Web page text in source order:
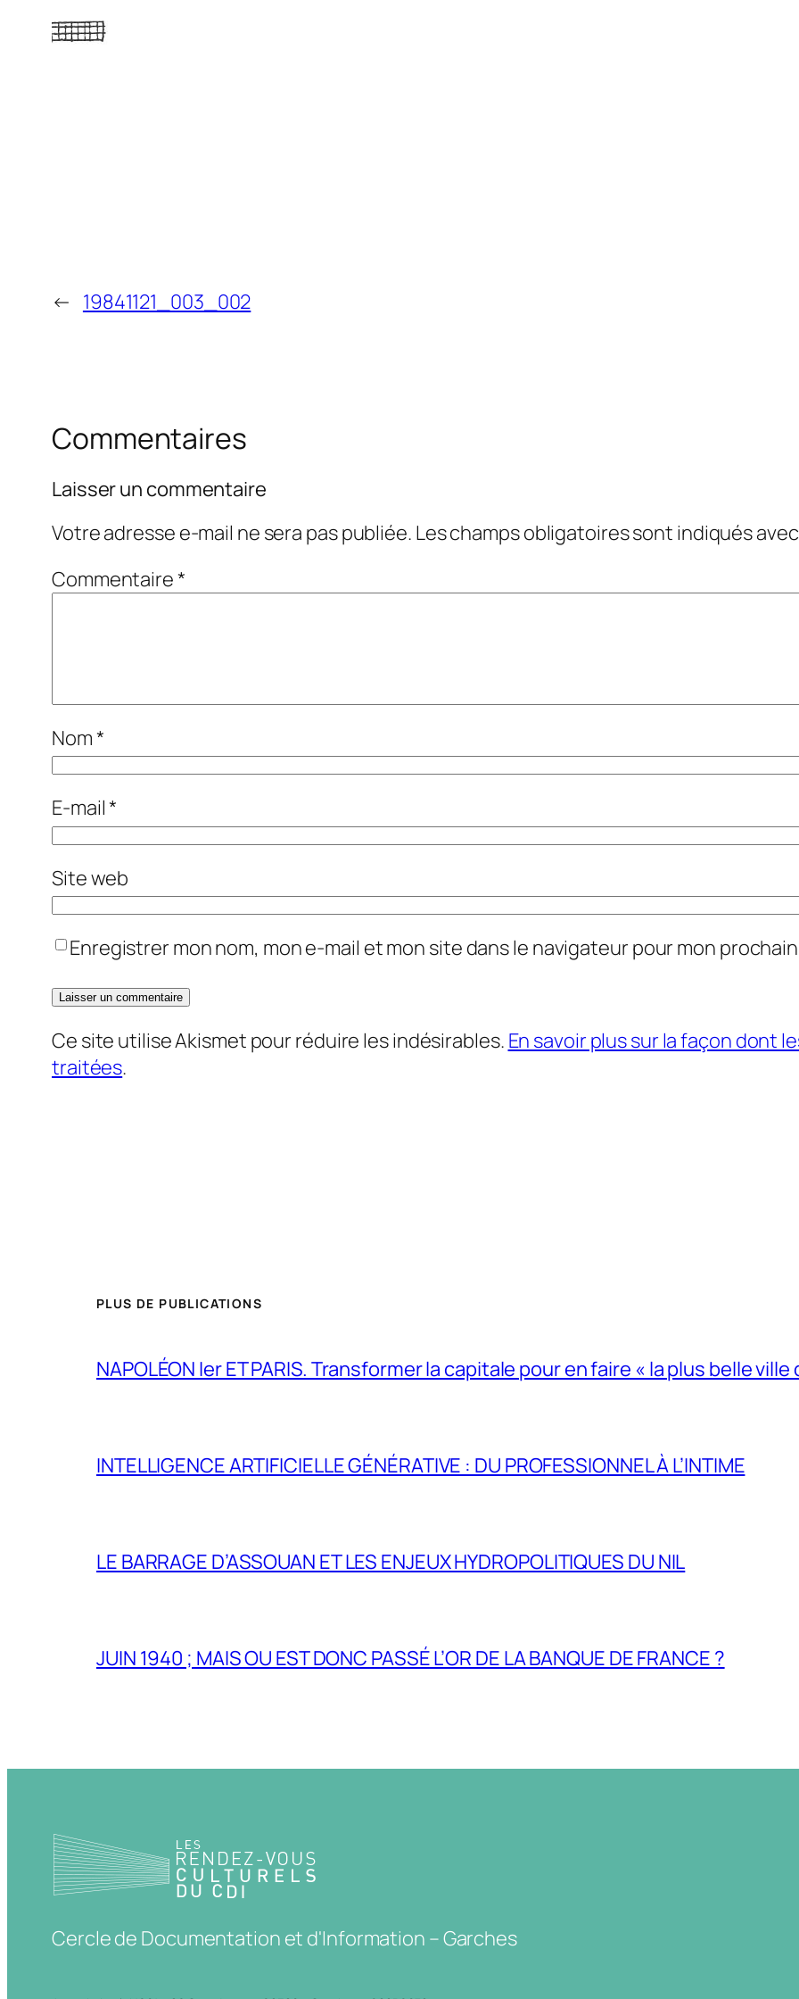
← 19841121_003_002
Commentaires
Laisser un commentaire
Votre adresse e-mail ne sera pas publiée. Les champs obligatoires sont indiqués
Commentaire*
Nom*
E-mail*
Site web
Enregistrer mon nom, mon e-mail et mon site dans le navigateur pour mon
Ce site utilise Akismet pour réduire les indésirables. En savoir plus sur la façon dont
traitées.
PLUS DE PUBLICATIONS
NAPOLÉON Ier ET PARIS. Transformer la capitale pour en faire « la plus belle
INTELLIGENCE ARTIFICIELLE GÉNÉRATIVE : DU PROFESSIONNEL À L’INTIME
LE BARRAGE D’ASSOUAN ET LES ENJEUX HYDROPOLITIQUES DU NIL
JUIN 1940 ; MAIS OU EST DONC PASSÉ L’OR DE LA BANQUE DE FRANCE ?
Cercle de Documentation et d'Information – Garches